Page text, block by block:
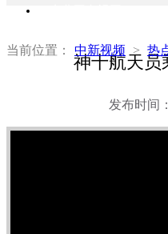
当前位置： 中新视频 > 热
神十航天员
发布时间